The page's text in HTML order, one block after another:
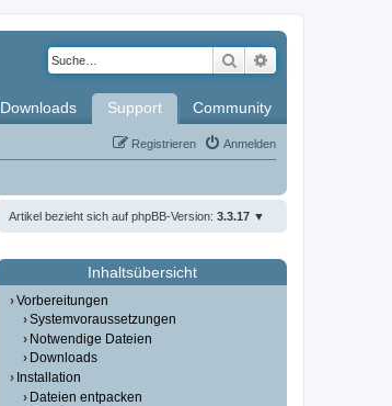
Suche
Downloads Support Community
Anmelden
Registrieren
Artikel bezieht sich auf phpBB-Version: 3.3.17
Inhaltsübersicht
Vorbereitungen
Systemvoraussetzungen
Notwendige Dateien
Downloads
Installation
Dateien entpacken